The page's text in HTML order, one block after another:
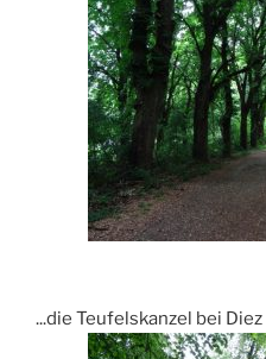
...die Teufelskanzel bei Diez